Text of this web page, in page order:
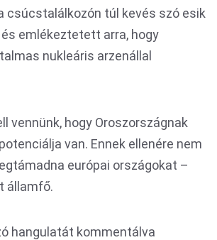
csúcstalálkozón túl kevés szó esik
emlékeztetett arra, hogy
nukleáris arzenállal
vennünk, hogy Oroszországnak
van. Ennek ellenére nem
európai országokat –
államfő.
hangulatát kommentálva